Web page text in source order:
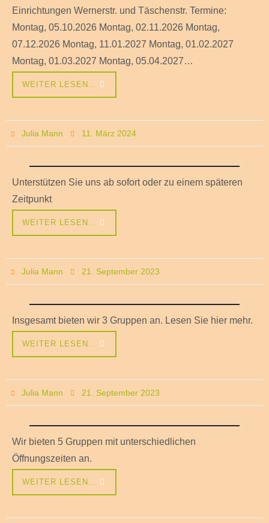
Einrichtungen Wernerstr. und Täschenstr. Termine:
Montag, 05.10.2026 Montag, 02.11.2026 Montag,
07.12.2026 Montag, 11.01.2027 Montag, 01.02.2027
Montag, 01.03.2027 Montag, 05.04.2027…
WEITER LESEN…
Julia Mann 11. März 2024
Unterstützen Sie uns ab sofort oder zu einem späteren
Zeitpunkt
WEITER LESEN…
Julia Mann 21. September 2023
Insgesamt bieten wir 3 Gruppen an. Lesen Sie hier mehr.
WEITER LESEN…
Julia Mann 21. September 2023
Wir bieten 5 Gruppen mit unterschiedlichen
Öffnungszeiten an.
WEITER LESEN…